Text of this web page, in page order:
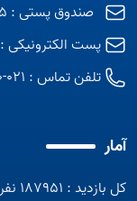
صندوق پستی : 818/13445
پست الکترونیکی :
تلفن تماس : 021-66941250
آمار
کل بازدید : 187951 نفر